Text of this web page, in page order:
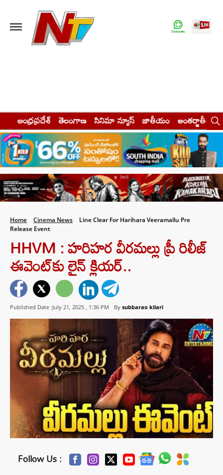
ఆంధ్రప్రదేశ్ తెలంగాణ సినిమా న్యూస్ జాతీయం అంతర్జాతీయం
Home Cinema News
Line Clear For Harihara Veeramallu Pre
Release Event
HHVM : హరిహర వీరమల్లు ప్రీ రిలీజ్
ఈవెంట్⁬కు లైన్ క్లియర్..
Published Date :July 21, 2025 , 1:36 PM By subbarao kilari
Follow Us :